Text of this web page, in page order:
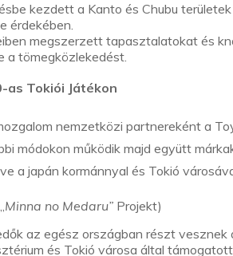
kezdett a Kanto és Chubu
érdekében.
megszerzett tapasztalatokat és
a tömegközlekedést.
as Tokiói Játékon
nemzetközi partnereként a
módokon működik majd együtt
a japán kormánnyal és Tokió
Minna no Medaru” Projekt)
az egész országban részt
és Tokió városa által támogatott,